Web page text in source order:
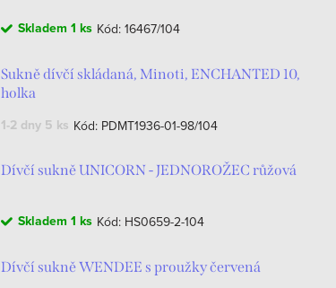
Skladem 1 ks Kód: 16467/104
Sukně dívčí skládaná, Minoti, ENCHANTED 10,
holka
1-2 dny 5 ks Kód: PDMT1936-01-98/104
Dívčí sukně UNICORN - JEDNOROŽEC růžová
Skladem 1 ks Kód: HS0659-2-104
Dívčí sukně WENDEE s proužky červená